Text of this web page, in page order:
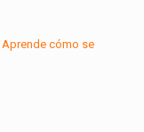
Aprende cómo se